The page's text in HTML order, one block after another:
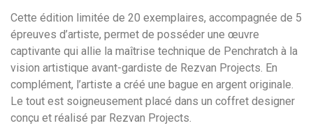
Cette édition limitée de 20 exemplaires, accompagnée de 5
épreuves d’artiste, permet de posséder une œuvre
captivante qui allie la maîtrise technique de Penchratch à la
vision artistique avant-gardiste de Rezvan Projects. En
complément, l’artiste a créé une bague en argent originale.
Le tout est soigneusement placé dans un coffret designer
conçu et réalisé par Rezvan Projects.